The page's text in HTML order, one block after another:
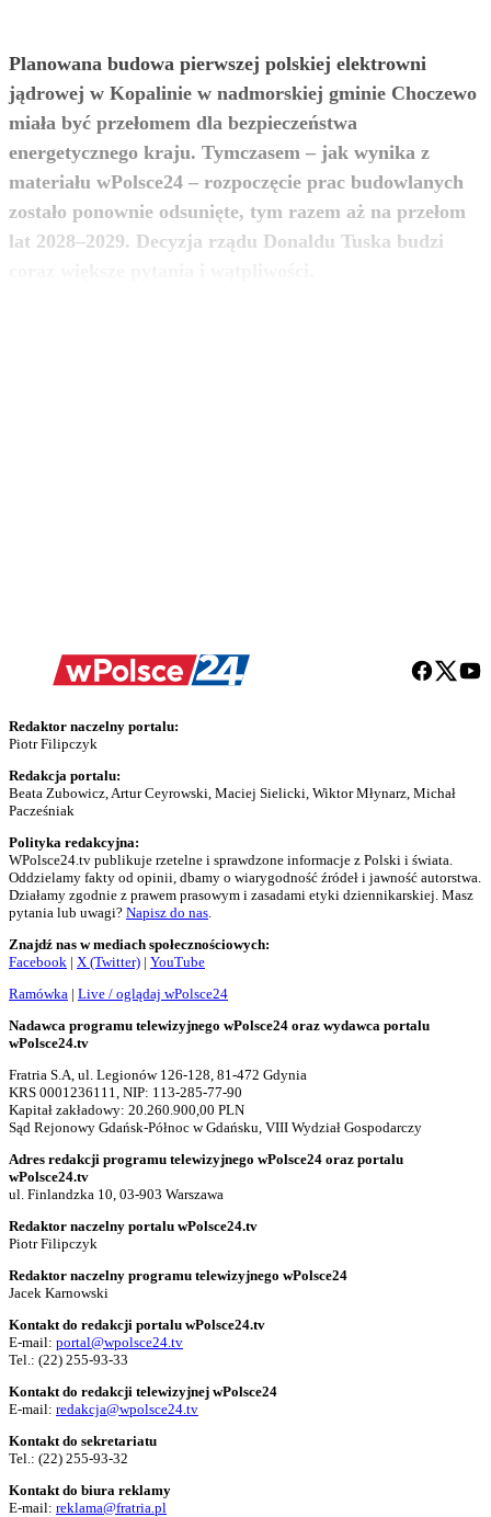
Planowana budowa pierwszej polskiej elektrowni
jądrowej w Kopalinie w nadmorskiej gminie Choczewo
miała być przełomem dla bezpieczeństwa
energetycznego kraju. Tymczasem – jak wynika z
materiału wPolsce24 – rozpoczęcie prac budowlanych
zostało ponownie odsunięte, tym razem aż na przełom
lat 2028–2029. Decyzja rządu Donaldu Tuska budzi
zobacz więcej
Redaktor naczelny portalu:
Piotr Filipczyk
Redakcja portalu:
Beata Zubowicz, Artur Ceyrowski, Maciej Sielicki, Wiktor Młynarz, Michał
Pacześniak
Polityka redakcyjna:
WPolsce24.tv publikuje rzetelne i sprawdzone informacje z Polski i świata.
Oddzielamy fakty od opinii, dbamy o wiarygodność źródeł i jawność autorstwa.
Działamy zgodnie z prawem prasowym i zasadami etyki dziennikarskiej. Masz
pytania lub uwagi? Napisz do nas
Znajdź nas w mediach społecznościowych:
Facebook | X (Twitter) | YouTube
Ramówka | Live / oglądaj wPolsce24
Nadawca programu telewizyjnego wPolsce24 oraz wydawca portalu
wPolsce24.tv
Fratria S.A, ul. Legionów 126-128, 81-472 Gdynia
KRS 0001236111, NIP: 113-285-77-90
Kapitał zakładowy: 20.260.900,00 PLN
Sąd Rejonowy Gdańsk-Północ w Gdańsku, VIII Wydział Gospodarczy
Adres redakcji programu telewizyjnego wPolsce24 oraz portalu
wPolsce24.tv
ul. Finlandzka 10, 03-903 Warszawa
Redaktor naczelny portalu wPolsce24.tv
Piotr Filipczyk
Redaktor naczelny programu telewizyjnego wPolsce24
Jacek Karnowski
Kontakt do redakcji portalu wPolsce24.tv
E-mail: portal@wpolsce24.tv
Tel.: (22) 255-93-33
Kontakt do redakcji telewizyjnej wPolsce24
E-mail: redakcja@wpolsce24.tv
Kontakt do sekretariatu
Tel.: (22) 255-93-32
Kontakt do biura reklamy
E-mail: reklama@fratria.pl